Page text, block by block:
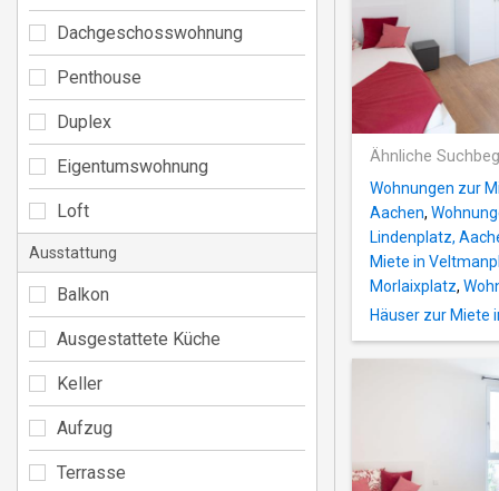
Ähnliche
Wohnungen zur
Aachen,
Lindenplatz,
Miete in
Morlaixplatz,
Häuser zur Miete
Dachgeschosswohnung
Penthouse
Duplex
Eigentumswohnung
Loft
Ausstattung
Balkon
Ausgestattete Küche
Keller
Aufzug
Terrasse